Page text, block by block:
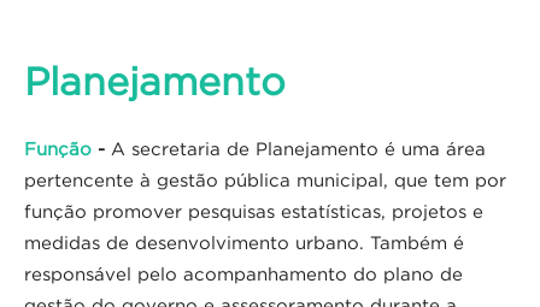
Planejamento
Função - A secretaria de Planejamento é uma área
pertencente à gestão pública municipal, que tem por
função promover pesquisas estatísticas, projetos e
medidas de desenvolvimento urbano. Também é
responsável pelo acompanhamento do plano de